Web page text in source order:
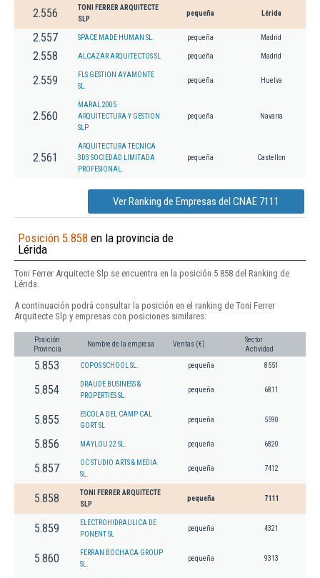
2.556
TONI FERRER ARQUITECTE
SLP
pequeña Lérida
2.557 SPACE MADE HUMAN SL. pequeña Madrid
2.558 ALCAZAR ARQUITECTOS SL pequeña Madrid
2.559
FLS GESTION AYAMONTE
SL.
pequeña Huelva
2.560
MARAL 2005
ARQUITECTURA Y GESTION
SLP
pequeña Navarra
2.561
ARQUITECTURA TECNICA
3D3 SOCIEDAD LIMITADA
PROFESIONAL.
pequeña Castellon
Ver Ranking de Empresas del CNAE 7111
Posición 5.858 en la provincia de
Lérida
Toni Ferrer Arquitecte Slp se encuentra en la posición 5.858 del Ranking de
Lérida.
A continuación podrá consultar la posición en el ranking de Toni Ferrer
Arquitecte Slp y empresas con posiciones similares:
Posición
Provincia
Nombre de la empresa Ventas (€)
Sector
Actividad
5.853 COPOS SCHOOL SL. pequeña 8551
5.854
DRAUDE BUSINESS &
PROPERTIES SL.
pequeña 6811
5.855
ESCOLA DEL CAMP CAL
GORT SL
pequeña 5590
5.856 MAYLOU 22 SL. pequeña 6820
5.857
OC STUDIO ARTS & MEDIA
SL.
pequeña 7412
5.858
TONI FERRER ARQUITECTE
SLP
pequeña 7111
5.859
ELECTROHIDRAULICA DE
PONENT SL
pequeña 4321
5.860
FERRAN BOCHACA GROUP
SL.
pequeña 9313